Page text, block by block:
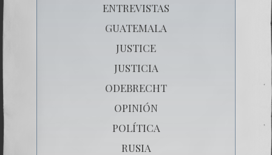
ENTREVISTAS
GUATEMALA
JUSTICE
JUSTICIA
ODEBRECHT
OPINIÓN
POLÍTICA
RUSIA